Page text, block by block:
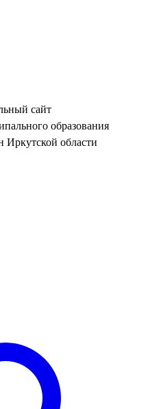
сайт
образования
области